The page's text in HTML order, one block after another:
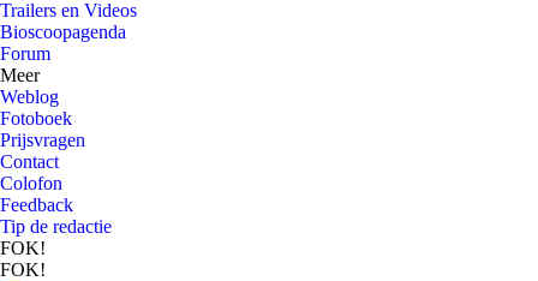
Trailers en Videos
Bioscoopagenda
Forum
Meer
Weblog
Fotoboek
Prijsvragen
Contact
Colofon
Feedback
Tip de redactie
FOK!
FOK!